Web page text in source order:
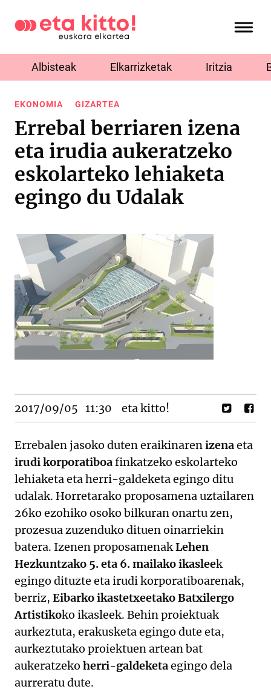
Albisteak Elkarrizketak Iritzia
EKONOMIA GIZARTEA
Errebal berriaren izena
eta irudia aukeratzeko
eskolarteko lehiaketa
egingo du Udalak
2017/09/05 11:30 eta kitto!
Errebalen jasoko duten eraikinarenizenaeta
irudi korporatiboafinkatzeko eskolarteko
lehiaketa eta herri-galdeketa egingo ditu
udalak. Horretarako proposamena uztailaren
26ko ezohiko osoko bilkuran onartu zen,
prozesua zuzenduko dituen oinarriekin
batera. Izenen proposamenakLehen
Hezkuntzako 5. eta 6. mailako ikasleek
egingo dituzte eta irudi korporatiboarenak,
berriz, Eibarko ikastetxeetako Batxilergo
Artistikoko ikasleek. Behin proiektuak
aurkeztuta, erakusketa egingo dute eta,
aurkeztutako proiektuen artean bat
aukeratzeko herri-galdeketaegingo dela
aurreratu dute.